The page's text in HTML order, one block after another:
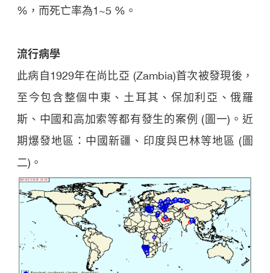
%，而死亡率為1~5 %。
流行病學
此病自1929年在尚比亞 (Zambia)首次被發現後，
至今包含整個中東、土耳其、保加利亞、俄羅
斯、中國和高加索等都有發生的案例 (圖一)。近
期爆發地區：中國新疆、印度與巴林等地區 (圖
二)。